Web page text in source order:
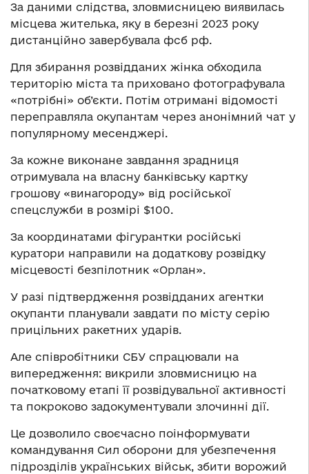
За даними слідства, зловмисницею виявилась
місцева жителька, яку в березні 2023 року
дистанційно завербувала фсб рф.
Для збирання розвідданих жінка обходила
територію міста та приховано фотографувала
«потрібні» об’єкти. Потім отримані відомості
переправляла окупантам через анонімний чат у
популярному месенджері.
За кожне виконане завдання зрадниця
отримувала на власну банківську картку
грошову «винагороду» від російської
спецслужби в розмірі $100.
За координатами фігурантки російські
куратори направили на додаткову розвідку
місцевості безпілотник «Орлан».
У разі підтвердження розвідданих агентки
окупанти планували завдати по місту серію
прицільних ракетних ударів.
Але співробітники СБУ спрацювали на
випередження: викрили зловмисницю на
початковому етапі її розвідувальної активності
та покроково задокументували злочинні дії.
Це дозволило своєчасно поінформувати
командування Сил оборони для убезпечення
підрозділів українських військ, збити ворожий